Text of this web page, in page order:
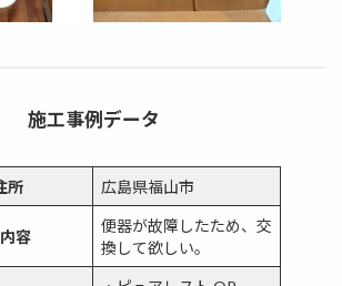
施工事例データ
所 広島県福山市
容
便器が故障したため、交
換して欲しい。